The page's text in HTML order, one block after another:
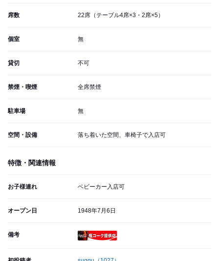
席数 22席（テーブル4席×3・2席×5）
個室 無
貸切 不可
禁煙・喫煙 全席禁煙
駐車場 無
空間・設備 落ち着いた空間、車椅子で入店可
特徴・関連情報
お子様連れ ベビーカー入店可
オープン日 1948年7月6日
備考